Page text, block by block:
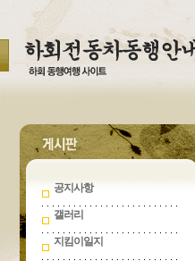
공지사항
갤러리
지킴이일지